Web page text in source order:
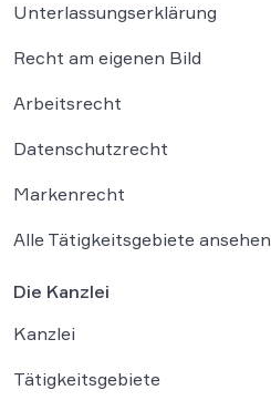
Unterlassungserklärung
Recht am eigenen Bild
Arbeitsrecht
Datenschutzrecht
Markenrecht
Alle Tätigkeitsgebiete ansehen
Die Kanzlei
Kanzlei
Tätigkeitsgebiete